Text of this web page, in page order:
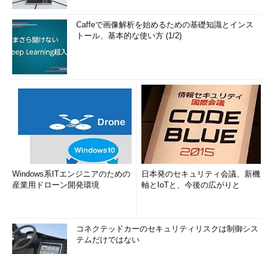
Caffeで画像解析を始めるための基礎知識とインス
トール、基本的な使い方 (1/2)
Windows系ITエンジニアのための
産業用ドローン開発環境
日本発のセキュリティ会議、新機
軸とIoTと、今後の広がりと
コネクテッドカーのセキュリティリスクは制御シス
テムだけではない